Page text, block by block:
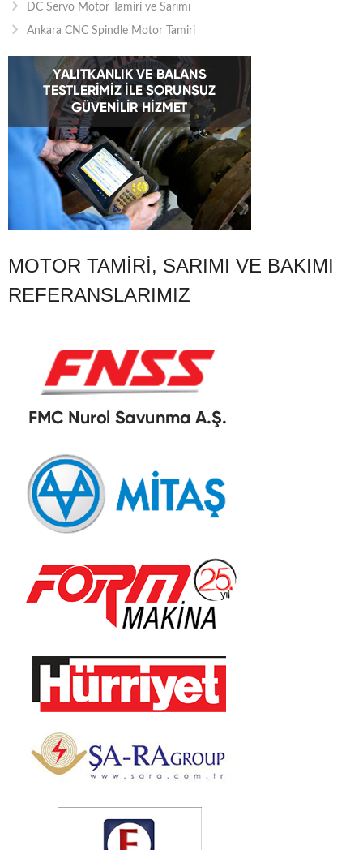
DC Servo Motor Tamiri ve Sarımı
Ankara CNC Spindle Motor Tamiri
MOTOR TAMIRI, SARIMI VE BAKIMI
REFERANSLARIMIZ